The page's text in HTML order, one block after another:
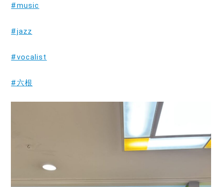
#music
#jazz
#vocalist
#六根